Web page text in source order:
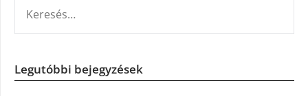
Legutóbbi bejegyzések